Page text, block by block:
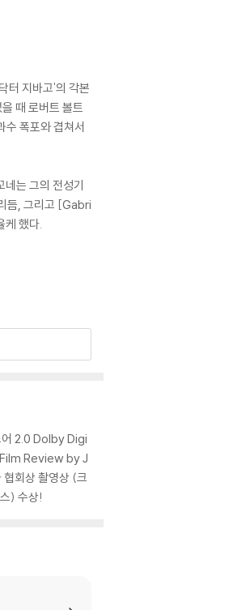
터 지바고'의 각본
때 로버트 볼트
수 폭포와 겹쳐서
는 그의 전성기
듬, 그리고 [Gabri
케 했다.
교와 사랑, 정의
의 절정기 실력을
은 스페인과 포르
를 염려한 교회에
지는 않지만 인디
2.0 Dolby Digi
Review by J
회상 촬영상 (크
) 수상!